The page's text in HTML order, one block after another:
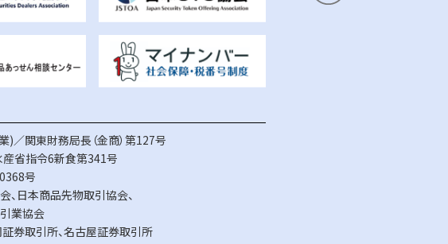
関東財務局長（金商）第127号
産省指令6新食第341号
号
、 日本商品先物取引協会、
業協会
券取引所、名古屋証券取引所